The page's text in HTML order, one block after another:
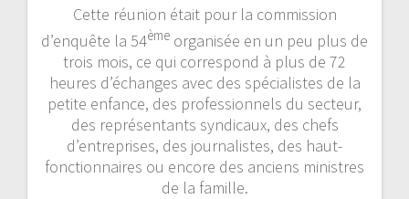
Cette réunion était pour la commission
d’enquête la 54ème organisée en un peu plus de
trois mois, ce qui correspond à plus de 72
heures d’échanges avec des spécialistes de la
petite enfance, des professionnels du secteur,
des représentants syndicaux, des chefs
d’entreprises, des journalistes, des haut-
fonctionnaires ou encore des anciens ministres
de la famille.